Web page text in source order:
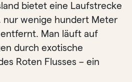
bietet eine Laufstrecke
nur wenige hundert Meter
Man läuft auf
durch exotische
Roten Flusses – ein